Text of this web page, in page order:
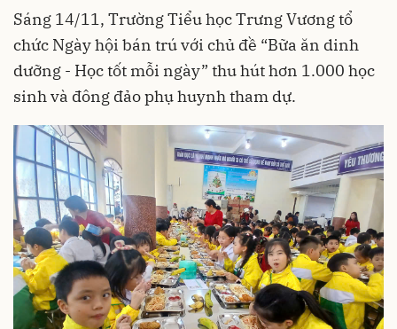
Sáng 14/11, Trường Tiểu học Trưng Vương tổ
chức Ngày hội bán trú với chủ đề “Bữa ăn dinh
dưỡng - Học tốt mỗi ngày” thu hút hơn 1.000 học
sinh và đông đảo phụ huynh tham dự.